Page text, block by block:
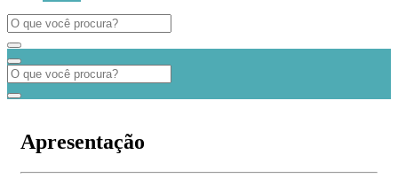
Apresentação